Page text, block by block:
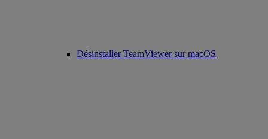
Désinstaller TeamViewer sur macOS